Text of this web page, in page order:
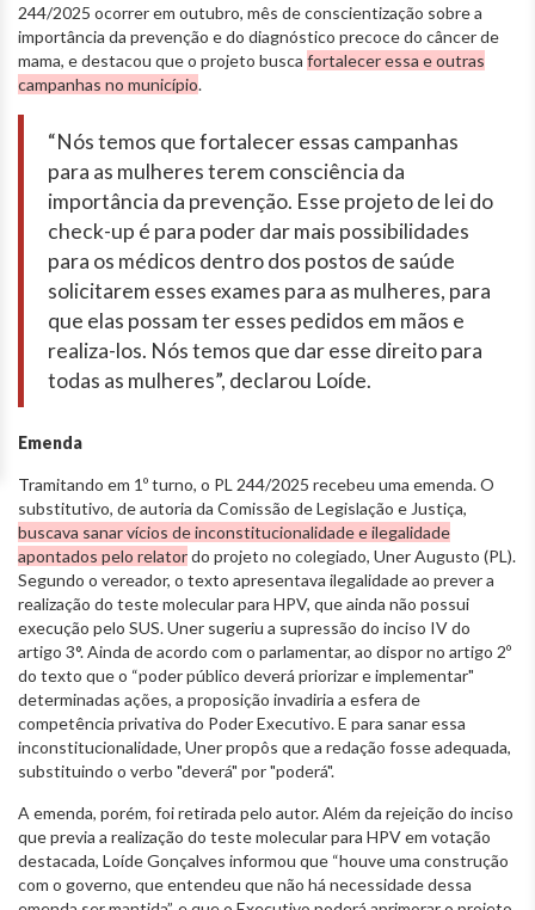
244/2025 ocorrer em outubro, mês de conscientização sobre a
importância da prevenção e do diagnóstico precoce do câncer de
mama, e destacou que o projeto busca fortalecer essa e outras
campanhas no município.
“Nós temos que fortalecer essas campanhas
para as mulheres terem consciência da
importância da prevenção. Esse projeto de lei do
check-up é para poder dar mais possibilidades
para os médicos dentro dos postos de saúde
solicitarem esses exames para as mulheres, para
que elas possam ter esses pedidos em mãos e
realiza-los. Nós temos que dar esse direito para
todas as mulheres”, declarou Loíde.
Emenda
Tramitando em 1º turno, o PL 244/2025 recebeu uma emenda. O
substitutivo, de autoria da Comissão de Legislação e Justiça,
buscava sanar vícios de inconstitucionalidade e ilegalidade
apontados pelo relatordo projeto no colegiado, Uner Augusto (PL).
Segundo o vereador, o texto apresentava ilegalidade ao prever a
realização do teste molecular para HPV, que ainda não possui
execução pelo SUS. Uner sugeriu a supressão do inciso IV do
artigo 3°. Ainda de acordo com o parlamentar, ao dispor no artigo 2º
do texto que o “poder público deverá priorizar e implementar"
determinadas ações, a proposição invadiria a esfera de
competência privativa do Poder Executivo. E para sanar essa
inconstitucionalidade, Uner propôs que a redação fosse adequada,
substituindo o verbo "deverá" por "poderá".
A emenda, porém, foi retirada pelo autor. Além da rejeição do inciso
que previa a realização do teste molecular para HPV em votação
destacada, Loíde Gonçalves informou que “houve uma construção
com o governo, que entendeu que não há necessidade dessa